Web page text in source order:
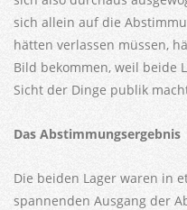
sich allein auf die
hätten verlassen müssen,
Bild bekommen, weil beide
Sicht der Dinge publik
Das Abstimmungsergebnis
Die beiden Lager waren in
spannenden Ausgang der